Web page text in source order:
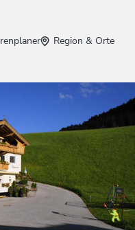
Region & Orte